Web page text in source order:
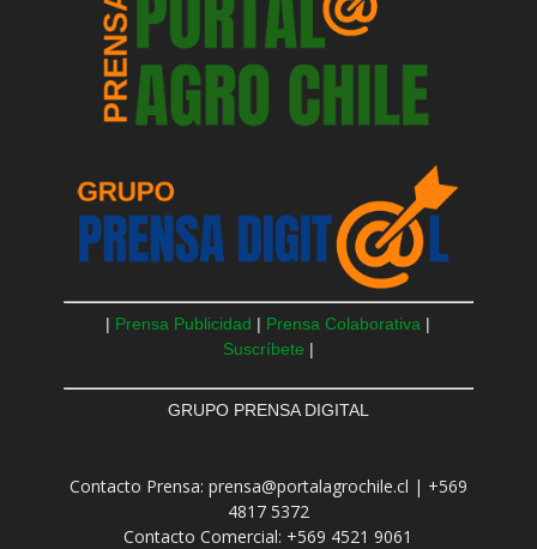
| Prensa Publicidad | Prensa Colaborativa |
Suscríbete |
GRUPO PRENSA DIGITAL
Contacto Prensa: prensa@portalagrochile.cl | +569
4817 5372
Contacto Comercial: +569 4521 9061